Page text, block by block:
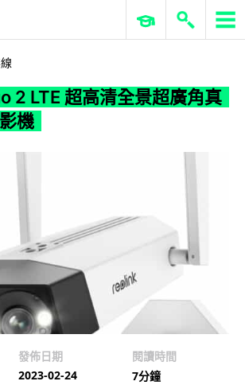
ERP 與商業 AI
2 LTE 超高清全景超廣角真
機
發佈日期
2023-02-24
閱讀時間
7分鐘